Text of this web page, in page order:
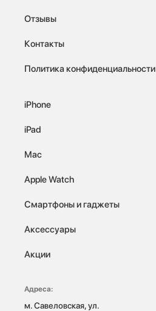
Отзывы
Контакты
Политика конфиденциальности
iPhone
iPad
Mac
Apple Watch
Смартфоны и гаджеты
Аксессуары
Акции
Адреса:
м. Савеловская, ул.